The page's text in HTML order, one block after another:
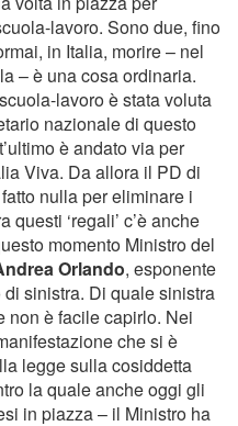
lavoro. Sono due, fino
in Italia, morire – nel
– è una cosa ordinaria.
lavoro è stata voluta
nazionale di questo
è andato via per
Viva. Da allora il PD di
nulla per eliminare i
questi ‘regali’ c’è anche
momento Ministro del
Orlando, esponente
sinistra. Di quale sinistra
non è facile capirlo. Nei
che si è
legge sulla cosiddetta
la quale anche oggi gli
in piazza – il Ministro ha